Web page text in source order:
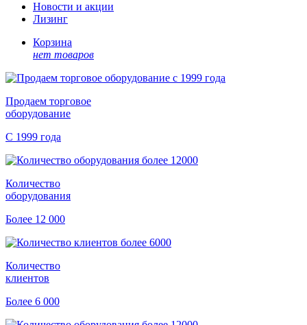
Новости и акции
Лизинг
Корзина
нет товаров
Продаем торговое
оборудование
С 1999 года
Количество
оборудования
Более 12 000
Количество
клиентов
Более 6 000